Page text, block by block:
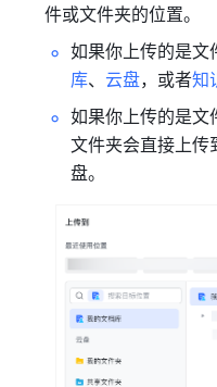
件或文件夹的位置。
如果你上传的是文
库、 云盘，或者知
如果你上传的是文
文件夹会直接上传
盘。